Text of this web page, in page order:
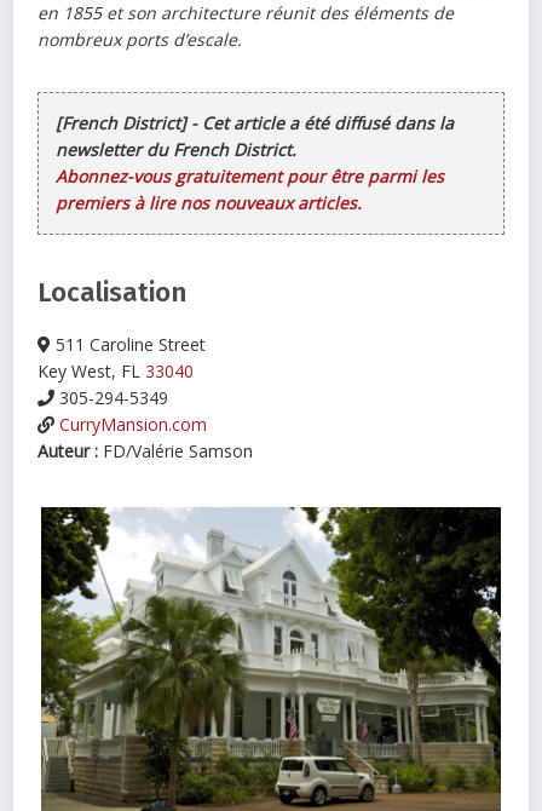
en 1855 et son architecture réunit des éléments de
nombreux ports d’escale.
[French District] - Cet article a été diffusé dans la
newsletter du French District.
Abonnez-vous gratuitement pour être parmi les
premiers à lire nos nouveaux articles.
Localisation
511 Caroline Street
Key West, FL33040
305-294-5349
CurryMansion.com
Auteur : FD/Valérie Samson